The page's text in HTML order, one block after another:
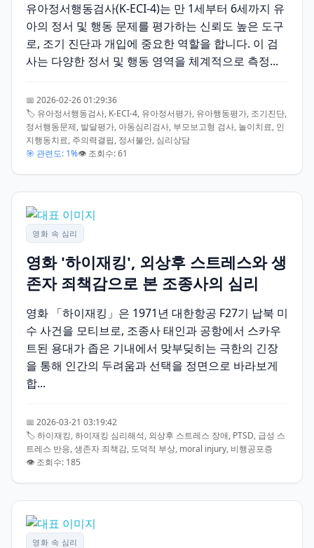
유아정서행동검사(K-ECI-4)는 만 1세부터 6세까지 유
아의 정서 및 행동 문제를 평가하는 신뢰도 높은 도구
로, 조기 진단과 개입에 중요한 역할을 합니다. 이 검
사는 다양한 정서 및 행동 영역을 체계적으로 측정...
📅 2026-02-26 01:29:36
🏷️ 유아정서행동검사, K-ECI-4, 유아정서평가, 유아행동평가, 조기진단,
정서행동문제, 발달평가, 아동심리검사, 부모보고형 검사, 놀이치료, 인
지행동치료, 주의력결핍, 정서불안, 심리상담
🎯 관련도: 1%👁️ 조회수: 61
영화 속 심리
영화 '하이재킹', 외상후 스트레스와 생
존자 죄책감으로 본 조종사의 심리
영화 「하이재킹」은 1971년 대한항공 F27기 납북 미
수 사건을 모티브로, 조종사 태인과 공항에서 스카우
트된 용대가 좁은 기내에서 맞부딪히는 극한의 긴장
을 통해 인간의 두려움과 선택을 정면으로 바라보게
합...
📅 2026-03-21 03:19:42
🏷️ 하이재킹, 하이재킹 심리해석, 외상후 스트레스 장애, PTSD, 급성 스
트레스 반응, 생존자 죄책감, 도덕적 부상, moral injury, 비행공포증
👁️ 조회수: 185
영화 속 심리